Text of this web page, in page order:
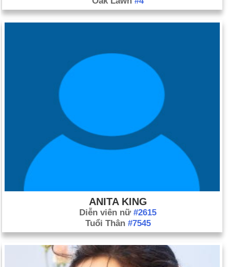
ANITA KING
Diễn viên nữ #2615
Tuổi Thân #7545